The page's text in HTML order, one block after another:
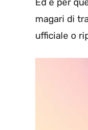
magari di
ufficiale o